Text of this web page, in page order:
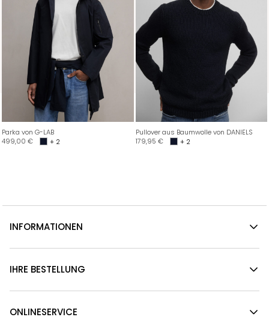
Parka von G-LAB
499,00 € + 2
Pullover aus Baumwolle von DANIELS
179,95 € + 2
INFORMATIONEN
IHRE BESTELLUNG
ONLINESERVICE